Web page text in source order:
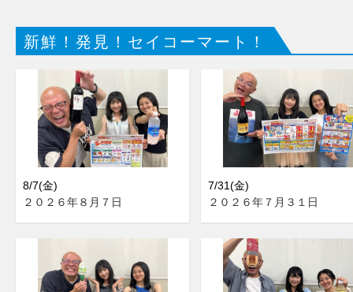
新鮮！発見！セイコーマート！
8/7(金)
２０２６年８月７日
7/31(金)
２０２６年７月３１日